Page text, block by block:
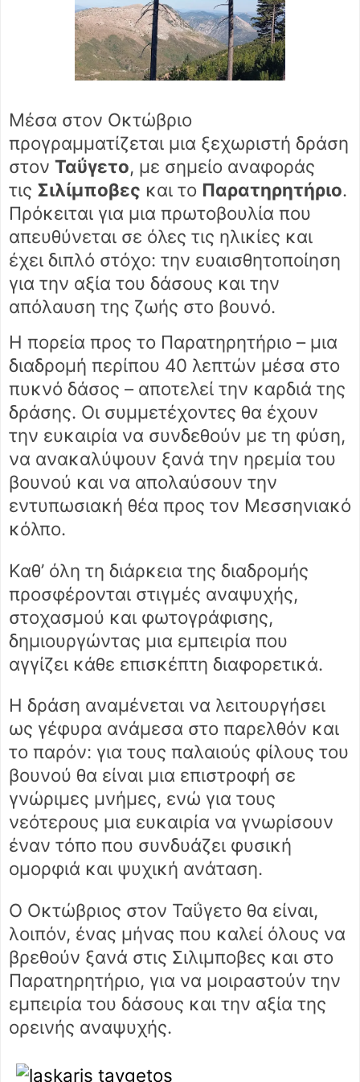
Μέσα στον Οκτώβριο
προγραμματίζεται μια ξεχωριστή δράση
στον Ταΰγετο, με σημείο αναφοράς
τις Σιλίμποβες και το Παρατηρητήριο.
Πρόκειται για μια πρωτοβουλία που
απευθύνεται σε όλες τις ηλικίες και
έχει διπλό στόχο: την ευαισθητοποίηση
για την αξία του δάσους και την
απόλαυση της ζωής στο βουνό.
Η πορεία προς το Παρατηρητήριο – μια
διαδρομή περίπου 40 λεπτών μέσα στο
πυκνό δάσος – αποτελεί την καρδιά της
δράσης. Οι συμμετέχοντες θα έχουν
την ευκαιρία να συνδεθούν με τη φύση,
να ανακαλύψουν ξανά την ηρεμία του
βουνού και να απολαύσουν την
εντυπωσιακή θέα προς τον Μεσσηνιακό
κόλπο.
Καθ’ όλη τη διάρκεια της διαδρομής
προσφέρονται στιγμές αναψυχής,
στοχασμού και φωτογράφισης,
δημιουργώντας μια εμπειρία που
αγγίζει κάθε επισκέπτη διαφορετικά.
Η δράση αναμένεται να λειτουργήσει
ως γέφυρα ανάμεσα στο παρελθόν και
το παρόν: για τους παλαιούς φίλους του
βουνού θα είναι μια επιστροφή σε
γνώριμες μνήμες, ενώ για τους
νεότερους μια ευκαιρία να γνωρίσουν
έναν τόπο που συνδυάζει φυσική
ομορφιά και ψυχική ανάταση.
Ο Οκτώβριος στον Ταΰγετο θα είναι,
λοιπόν, ένας μήνας που καλεί όλους να
βρεθούν ξανά στις Σιλιμποβες και στο
Παρατηρητήριο, για να μοιραστούν την
εμπειρία του δάσους και την αξία της
ορεινής αναψυχής.